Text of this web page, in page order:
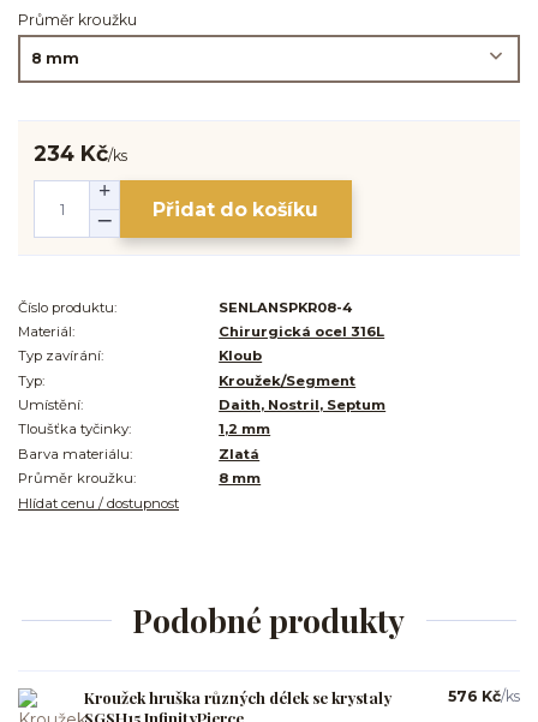
Průměr kroužku
234 Kč/ks
Přidat do košíku
Číslo produktu:
SENLANSPKR08-4
Materiál:
Chirurgická ocel 316L
Typ zavírání:
Kloub
Typ:
Kroužek/Segment
Umístění:
Daith, Nostril, Septum
Tloušťka tyčinky:
1,2 mm
Barva materiálu:
Zlatá
Průměr kroužku:
8 mm
Hlídat cenu / dostupnost
Podobné produkty
Kroužek hruška různých délek se krystaly
576 Kč/ks